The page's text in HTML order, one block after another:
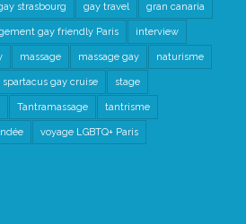
strasbourg gay travel gran canaria
gay friendly Paris interview
massage massage gay naturisme
spartacus gay cruise stage
Tantramassage tantrisme
voyage LGBTQ+ Paris